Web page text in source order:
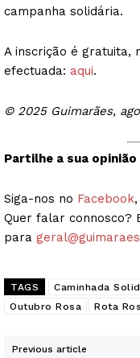
campanha solidária.
A inscrição é gratuita,
efectuada: aqui.
© 2025 Guimarães,
Partilhe a sua
Siga-nos no Facebook,
Quer falar connosco?
para
TAGS Caminhada
Outubro Rosa
Rota
Previous article